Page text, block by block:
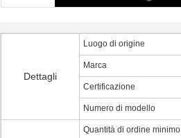
Dettagli
Luogo di origine
Marca
Certificazione
Numero di modello
Quantità di ordine minimo